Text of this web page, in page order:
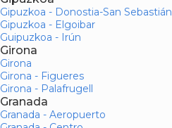
Gipuzkoa - Donostia-San Sebastián
Gipuzkoa - Elgoibar
Guipuzkoa - Irún
Girona
Girona
Girona - Figueres
Girona - Palafrugell
Granada
Granada - Aeropuerto